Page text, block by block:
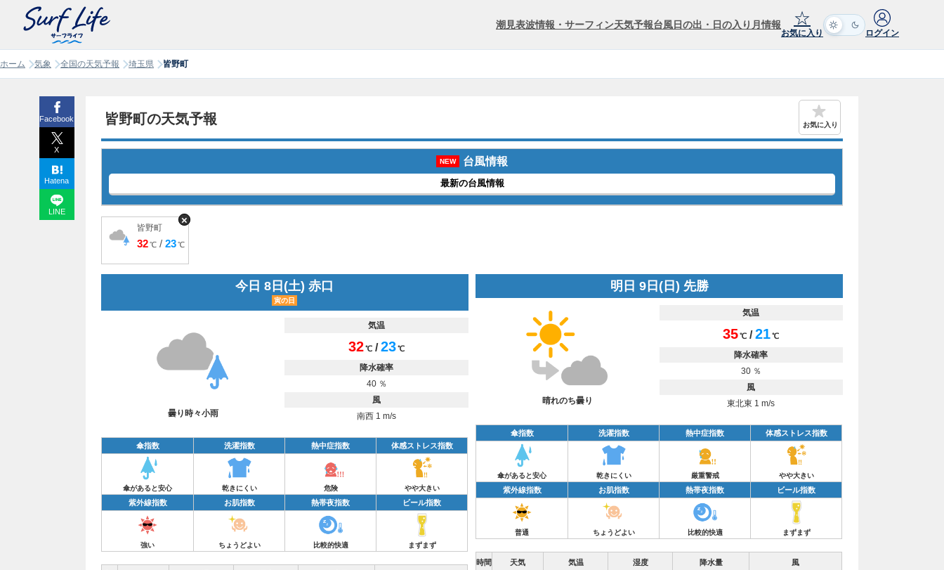
潮見表波情報・サーフィン天気予報台風日の出・日の入り 月情報 ☆
お気に入り ログイン
ホーム 気象 全国の天気予報 埼玉県 皆野町
皆野町の天気予報 お気に入り
NEW 台風情報
最新の台風情報
皆野町
32℃ / 23℃
×
今日 8日(土) 赤口
寅の日
曇り時々小雨
気温
32℃ /23℃
降水確率
40 ％
風
南西 1 m/s
傘指数 洗濯指数 熱中症指数 体感ストレス指数
傘があると安心 乾きにくい 危険 やや大きい
紫外線指数 お肌指数 熱帯夜指数 ビール指数
強い ちょうどよい 比較的快適 まずまず
明日 9日(日) 先勝
晴れのち曇り
気温
35℃ /21℃
降水確率
30 ％
風
東北東 1 m/s
傘指数 洗濯指数 熱中症指数 体感ストレス指数
傘があると安心 乾きにくい 厳重警戒 やや大きい
紫外線指数 お肌指数 熱帯夜指数 ビール指数
普通 ちょうどよい 比較的快適 まずまず
時間 天気 気温 湿度 降水量 風
Facebook
X
Hatena
LINE